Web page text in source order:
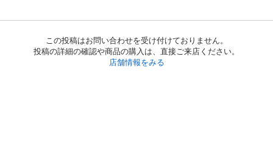
この投稿はお問い合わせを受け付けておりません。
投稿の詳細の確認や商品の購入は、直接ご来店ください。
店舗情報をみる